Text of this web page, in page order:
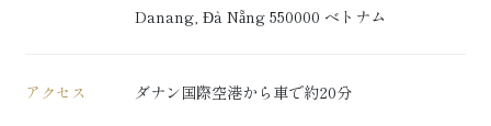
Danang, Đà Nẵng 550000 ベトナム
アクセス ダナン国際空港から車で約20分